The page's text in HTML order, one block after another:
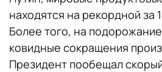
находятся на рекордной за
Более того, на
ковидные сокращения
Президент пообещал